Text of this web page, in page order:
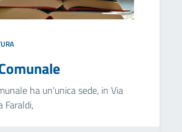
ha un'unica sede, in Via
Faraldi,